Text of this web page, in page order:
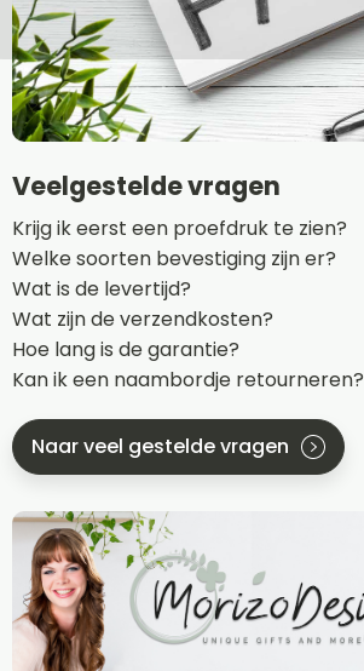
Veelgestelde vragen
Krijg ik eerst een proefdruk te zien?
Welke soorten bevestiging zijn er?
Wat is de levertijd?
Wat zijn de verzendkosten?
Hoe lang is de garantie?
Kan ik een naambordje retourneren?
Naar veel gestelde vragen